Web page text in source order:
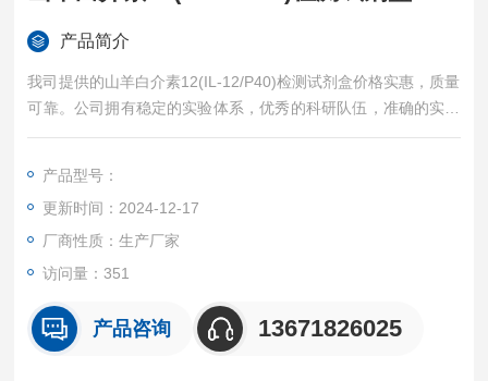
产品简介
我司提供的山羊白介素12(IL-12/P40)检测试剂盒价格实惠，质量
可靠。公司拥有稳定的实验体系，优秀的科研队伍，准确的实验
结果，是您值得信赖的合作伙伴，凡购买我司的试剂盒产品都可
产品型号：
更新时间：2024-12-17
厂商性质：生产厂家
访问量：351
产品咨询 13671826025